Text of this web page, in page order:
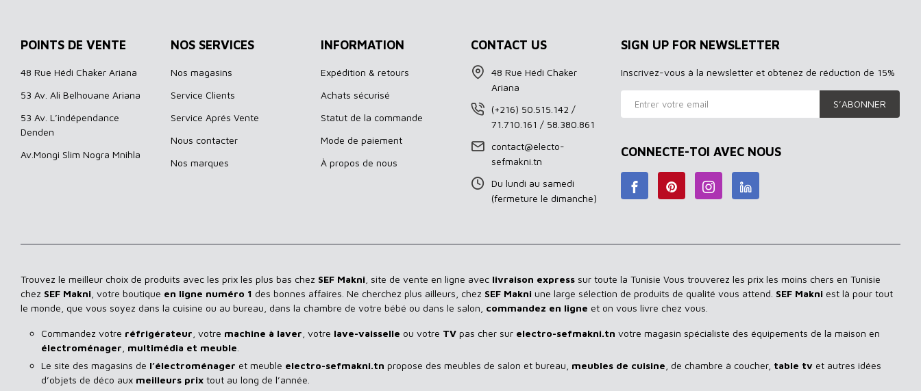
POINTS DE VENTE
48 Rue Hédi Chaker Ariana
53 Av. Ali Belhouane Ariana
53 Av. L’indépendance
Denden
Av.Mongi Slim Nogra Mnihla
NOS SERVICES
Nos magasins
Service Clients
Service Aprés Vente
Nous contacter
Nos marques
INFORMATION
Expédition & retours
Achats sécurisé
Statut de la commande
Mode de paiement
À propos de nous
CONTACT US
48 Rue Hédi Chaker
Ariana
(+216) 50.515.142 /
71.710.161 / 58.380.861
contact@electo-
sefmakni.tn
Du lundi au samedi
(fermeture le dimanche)
SIGN UP FOR NEWSLETTER
Inscrivez-vous à la newsletter et obtenez de réduction de 15%
S’ABONNER
CONNECTE-TOI AVEC NOUS
Trouvez le meilleur choix de produits avec les prix les plus bas chez SEF Makni , site de vente en ligne avec livraison express sur toute la Tunisie Vous trouverez les prix les moins chers en Tunisie
chez SEF Makni , votre boutique en ligne numéro 1 des bonnes affaires. Ne cherchez plus ailleurs, chez SEF Makni une large sélection de produits de qualité vous attend. SEF Makni est là pour tout
le monde, que vous soyez dans la cuisine ou au bureau, dans la chambre de votre bébé ou dans le salon, commandez en ligne et on vous livre chez vous.
Commandez votre réfrigérateur , votre machine à laver , votre lave-vaisselle ou votre TV pas cher sur electro-sefmakni.tn votre magasin spécialiste des équipements de la maison en
électroménager multimédia et meuble
Le site des magasins de l’électroménager et meuble electro-sefmakni.tn propose des meubles de salon et bureau, meubles de cuisine , de chambre à coucher, table tv et autres idées
d’objets de déco aux meilleurs prix tout au long de l’année.